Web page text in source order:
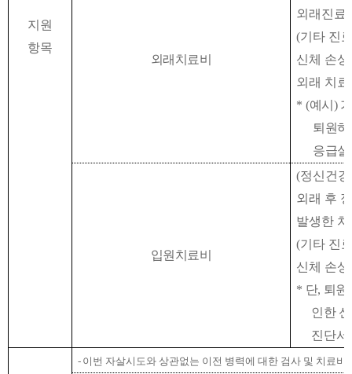
지원
항목
외래치료비
외래진료
(기타 진
신체 손
외래 치
* (예시 )
퇴원
응급실
입원치료비
(정신건
외래 후
발생한
(기타 진
신체 손
* 단, 퇴원
인한
진단
- 이번 자살시도와 상관없는 이전 병력에 대한 검사 및 치료비